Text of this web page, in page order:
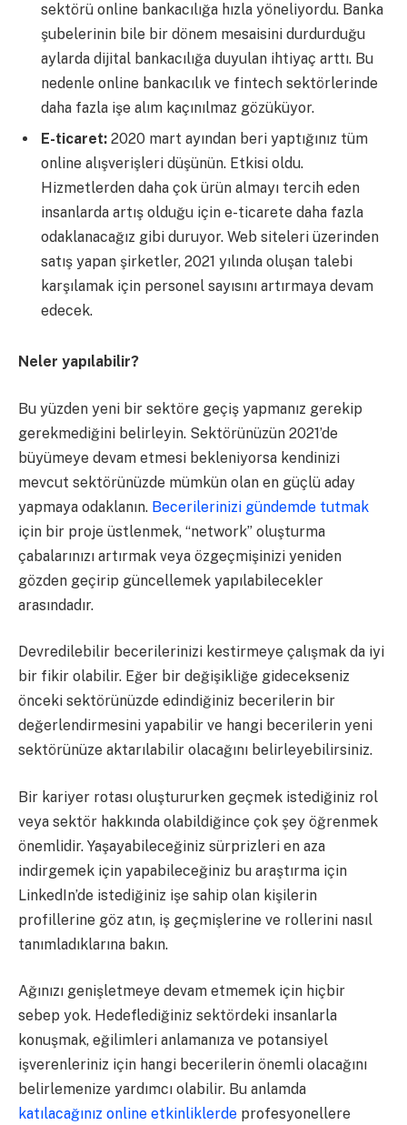
sektörü online bankacılığa hızla yöneliyordu. Banka
şubelerinin bile bir dönem mesaisini durdurduğu
aylarda dijital bankacılığa duyulan ihtiyaç arttı. Bu
nedenle online bankacılık ve fintech sektörlerinde
daha fazla işe alım kaçınılmaz gözüküyor.
E-ticaret: 2020 mart ayından beri yaptığınız tüm
online alışverişleri düşünün. Etkisi oldu.
Hizmetlerden daha çok ürün almayı tercih eden
insanlarda artış olduğu için e-ticarete daha fazla
odaklanacağız gibi duruyor. Web siteleri üzerinden
satış yapan şirketler, 2021 yılında oluşan talebi
karşılamak için personel sayısını artırmaya devam
edecek.
Neler yapılabilir?
Bu yüzden yeni bir sektöre geçiş yapmanız gerekip
gerekmediğini belirleyin. Sektörünüzün 2021’de
büyümeye devam etmesi bekleniyorsa kendinizi
mevcut sektörünüzde mümkün olan en güçlü aday
yapmaya odaklanın. Becerilerinizi gündemde tutmak
için bir proje üstlenmek, “network” oluşturma
çabalarınızı artırmak veya özgeçmişinizi yeniden
gözden geçirip güncellemek yapılabilecekler
arasındadır.
Devredilebilir becerilerinizi kestirmeye çalışmak da iyi
bir fikir olabilir. Eğer bir değişikliğe gidecekseniz
önceki sektörünüzde edindiğiniz becerilerin bir
değerlendirmesini yapabilir ve hangi becerilerin yeni
sektörünüze aktarılabilir olacağını belirleyebilirsiniz.
Bir kariyer rotası oluştururken geçmek istediğiniz rol
veya sektör hakkında olabildiğince çok şey öğrenmek
önemlidir. Yaşayabileceğiniz sürprizleri en aza
indirgemek için yapabileceğiniz bu araştırma için
LinkedIn’de istediğiniz işe sahip olan kişilerin
profillerine göz atın, iş geçmişlerine ve rollerini nasıl
tanımladıklarına bakın.
Ağınızı genişletmeye devam etmemek için hiçbir
sebep yok. Hedeflediğiniz sektördeki insanlarla
konuşmak, eğilimleri anlamanıza ve potansiyel
işverenleriniz için hangi becerilerin önemli olacağını
belirlemenize yardımcı olabilir. Bu anlamda
katılacağınız online etkinliklerde profesyonellere